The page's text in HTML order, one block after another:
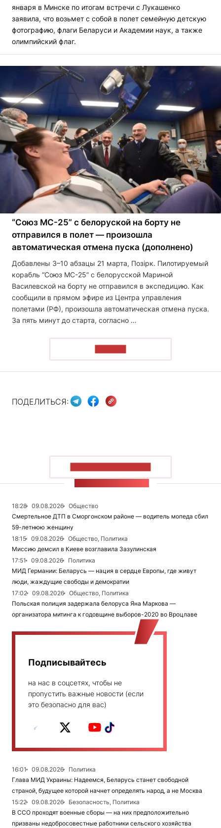
января в Минске по итогам встречи с Лукашенко
заявила, что возьмет с собой в полет семейную детскую
фотографию, флаги Беларуси и Академии наук, а также
олимпийский флаг.
“Союз МС-25” c белоруской на борту не
отправился в полет — произошла
автоматическая отмена пуска (дополнено)
Добавлены 3–10 абзацы 21 марта, Позірк. Пилотируемый
корабль “Союз МС-25” с белорусской Мариной
Василевской на борту не отправился в экспедицию. Как
сообщили в прямом эфире из Центра управления
полетами (РФ), произошла автоматическая отмена пуска.
За пять минут до старта, согласно …
ПОДЕЛИТЬСЯ:
18:28 09.08.2026
Общество
Смертельное ДТП в Сморгонском районе — водитель мопеда сбил
59-летнюю женщину
18:15
09.08.2026
Общество, Политика
Миссию демсил в Киеве возглавила Зазулинская
17:51
09.08.2026
Политика
МИД Германии: Беларусь — нация в сердце Европы, где живут
люди, жаждущие свободы и демократии
17:02
09.08.2026
Общество, Политика
Польская полиция задержала белоруса Яна Маркова —
организатора митинга к годовщине выборов-2020 во Вроцлаве
Подписывайтесь
на нас в соцсетях, чтобы не
пропустить важные новости (если
это безопасно для вас)
16:01 09.08.2026
Политика
Глава МИД Украины: Надеемся, Беларусь станет свободной
страной, будущее которой начнет определять народ, а не Москва
15:22
09.08.2026
Безопасность, Политика
В ССО проходят военные сборы — на них предположительно
призваны недобросовестные работники сельского хозяйства